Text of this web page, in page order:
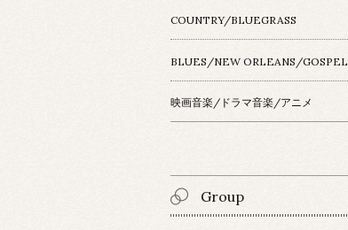
COUNTRY/BLUEGRASS
BLUES/NEW ORLEANS/GOSPEL
映画音楽/ドラマ音楽/アニメ
Group